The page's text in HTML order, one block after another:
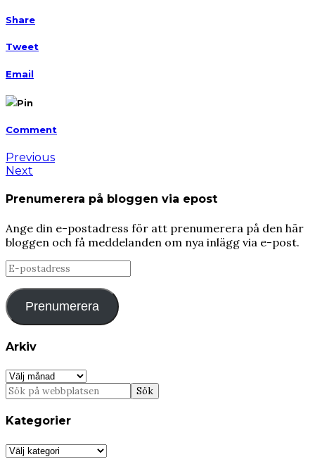
Share
Tweet
Email
Pin
Comment
Previous
Next
Prenumerera på bloggen via epost
Ange din e-postadress för att prenumerera på den här
bloggen och få meddelanden om nya inlägg via e-post.
E-
postadress
Prenumerera
Arkiv
Arkiv
Kategorier
Kategorier